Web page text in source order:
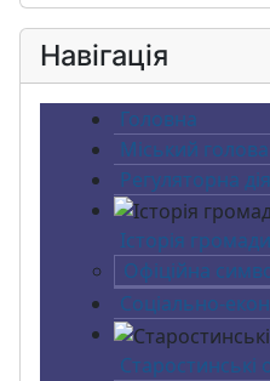
Навігація
Головна
Міський голова
Регуляторна
Історія громади
Офіційна
Соціально-
Старостинські